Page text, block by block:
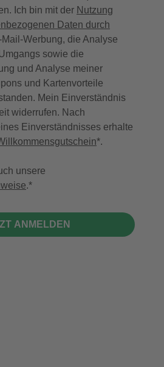
Ich bin mit der Nutzung
Daten durch
Mail-Werbung, die Analyse
sowie die
und Analyse meiner
und Kartenvorteile
Mein Einverständnis
widerrufen. Nach
Einverständnisses erhalte
*.
unsere
.
ANMELDEN